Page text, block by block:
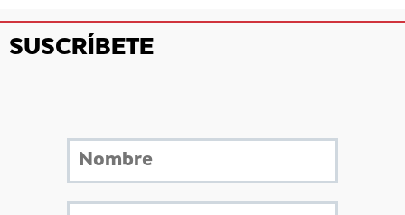
SUSCRÍBETE